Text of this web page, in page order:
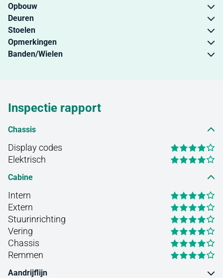
Opbouw
Deuren
Stoelen
Opmerkingen
Banden/Wielen
Inspectie rapport
Chassis
Display codes
Elektrisch
Cabine
Intern
Extern
Stuurinrichting
Vering
Chassis
Remmen
Aandrijflijn